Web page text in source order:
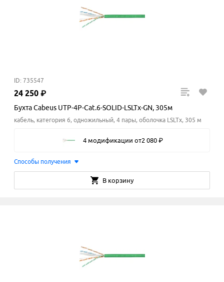
ID: 735547
24 250 ₽
Бухта Cabeus UTP-4P-Cat.6-SOLID-LSLTx-GN, 305м
кабель, категория 6, одножильный, 4 пары, оболочка LSLTx, 305 м
4 модификации от2 080 ₽
Способы получения
В корзину